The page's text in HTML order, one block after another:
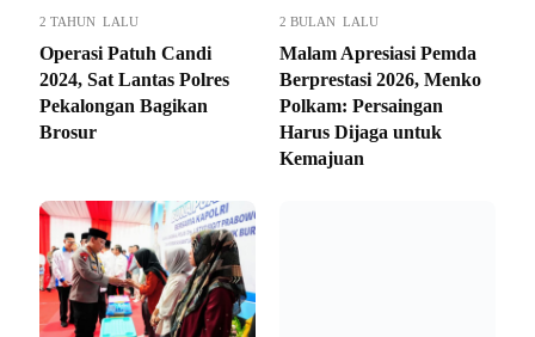
2 TAHUN LALU
Operasi Patuh Candi
2024, Sat Lantas Polres
Pekalongan Bagikan
Brosur
2 BULAN LALU
Malam Apresiasi Pemda
Berprestasi 2026, Menko
Polkam: Persaingan
Harus Dijaga untuk
Kemajuan